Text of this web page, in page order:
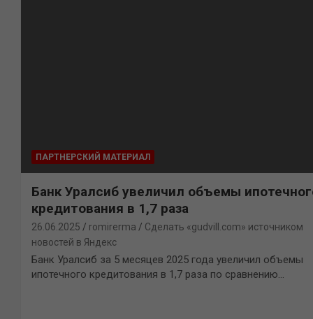
ПАРТНЕРСКИЙ МАТЕРИАЛ
Банк Уралсиб увеличил объемы
кредитования в 1,7 раза
26.06.2025 romirerma
Сделать «gudvill.com» источником
новостей в Яндекс
Банк Уралсиб за 5 месяцев 2025 года увеличил объемы
ипотечного кредитования в 1,7 раза по сравнению…